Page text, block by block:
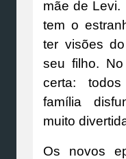
mãe de Levi.
tem o
ter visões
seu filho.
certa:
família
muito
Os novos